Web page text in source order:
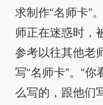
求制作“名师卡”
师正在迷惑时，
参考以往其他老
写“名师卡”。“
么写的，跟他们